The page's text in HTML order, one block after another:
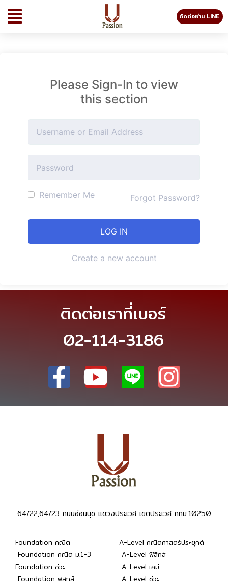
ติดต่อผ่าน LINE
Please Sign-In to view
this section
Remember Me Forgot Password?
Create a new account
ติดต่อเราที่เบอร์
02-114-3186
64/22,64/23 ถนนอ่อนนุช แขวงประเวศ เขตประเวศ กทม.10250
Foundation คณิต
Foundation คณิต ม.1-3
Foundation ชีวะ
Foundation ฟิสิกส์
A-Level คณิตศาสตร์ประยุกต์
A-Level ฟิสิกส์
A-Level เคมี
A-Level ชีวะ